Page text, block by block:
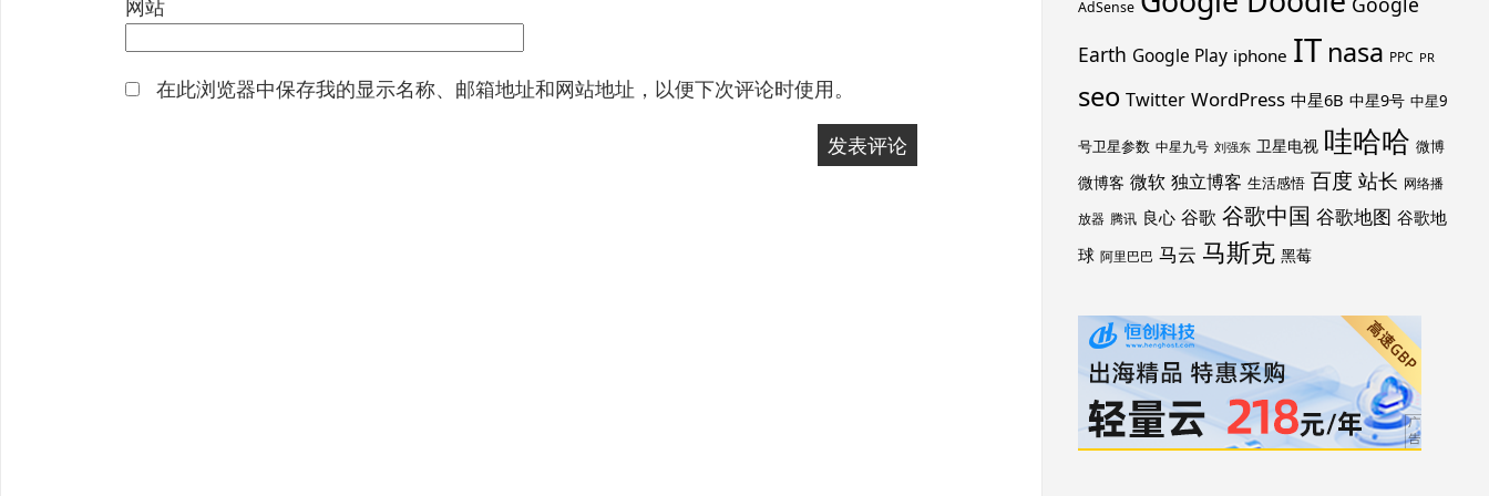
网站
在此浏览器中保存我的显示名称、邮箱地址和网站地址，以便下次评论时使用。
AdSense
Earth Google Play iphone IT nasa PPC PR
seo Twitter WordPress 中星6B 中星9号 中星9
号卫星参数 中星九号 刘强东 卫星电视 哇哈哈 微博
微博客 微软 独立博客 生活感悟 百度 站长 网络播
放器 腾讯 良心 谷歌 谷歌中国 谷歌地图 谷歌地
球 阿里巴巴 马云 马斯克 黑莓